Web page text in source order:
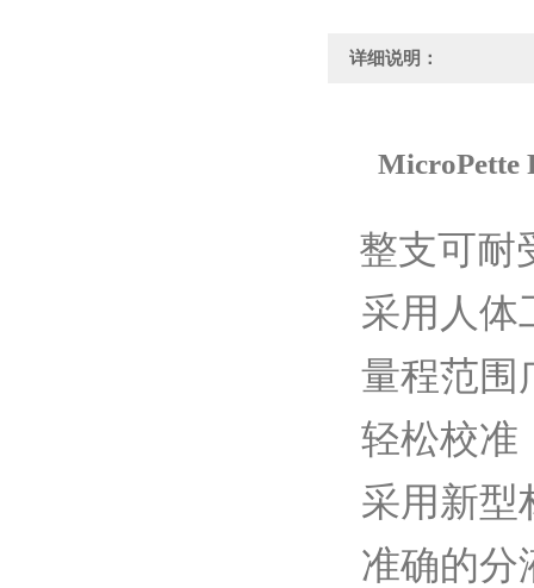
详细说明：
MicroPette
整支可耐
采用人体
量程范围
轻松校准
采用新型
准确的分